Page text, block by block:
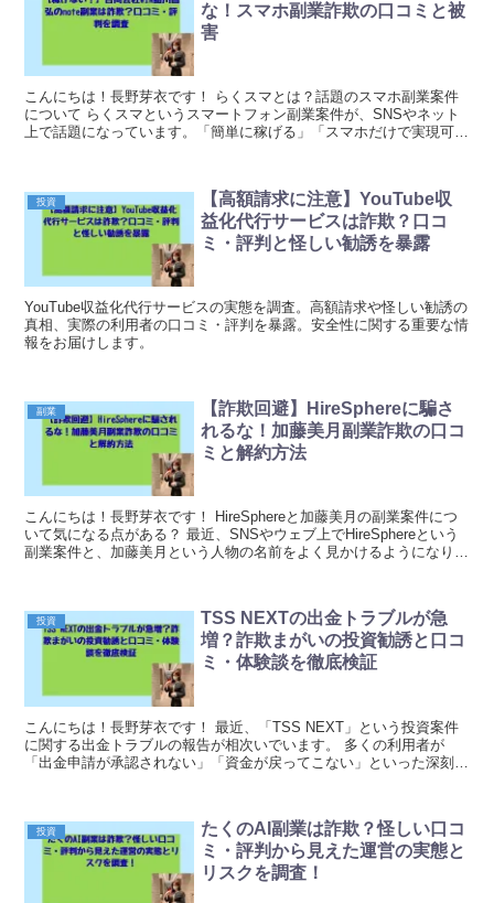
な！スマホ副業詐欺の口コミと被
害
こんにちは！長野芽衣です！ らくスマとは？話題のスマホ副業案件
について らくスマというスマートフォン副業案件が、SNSやネット
上で話題になっています。「簡単に稼げる」「スマホだけで実現可
投資
【高額請求に注意】YouTube収
益化代行サービスは詐欺？口コ
ミ・評判と怪しい勧誘を暴露
YouTube収益化代行サービスの実態を調査。高額請求や怪しい勧誘の
真相、実際の利用者の口コミ・評判を暴露。安全性に関する重要な情
報をお届けします。
副業
【詐欺回避】HireSphereに騙さ
れるな！加藤美月副業詐欺の口コ
ミと解約方法
こんにちは！長野芽衣です！ HireSphereと加藤美月の副業案件につ
いて気になる点がある？ 最近、SNSやウェブ上でHireSphereという
副業案件と、加藤美月という人物の名前をよく見かけるようになりま
投資
TSS NEXTの出金トラブルが急
増？詐欺まがいの投資勧誘と口コ
ミ・体験談を徹底検証
こんにちは！長野芽衣です！ 最近、「TSS NEXT」という投資案件
に関する出金トラブルの報告が相次いでいます。 多くの利用者が
「出金申請が承認されない」「資金が戻ってこない」といった深刻な
投資
たくのAI副業は詐欺？怪しい口コ
ミ・評判から見えた運営の実態と
リスクを調査！